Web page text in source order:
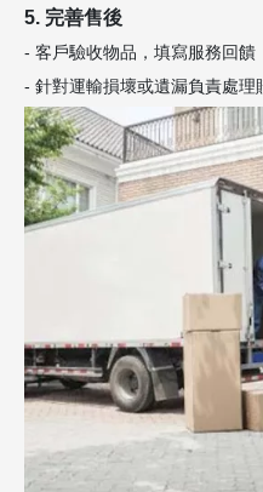
5. 完善售後
- 客戶驗收物品，填寫服務回饋
- 針對運輸損壞或遺漏負責處理